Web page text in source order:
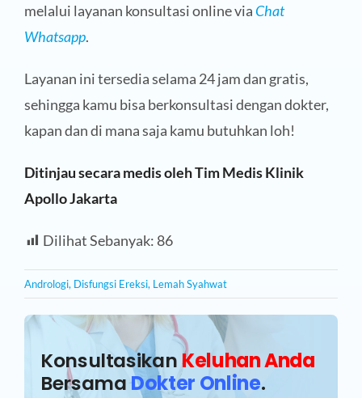
melalui layanan konsultasi online via Chat
Whatsapp.
Layanan ini tersedia selama 24 jam dan gratis,
sehingga kamu bisa berkonsultasi dengan dokter,
kapan dan di mana saja kamu butuhkan loh!
Ditinjau secara medis oleh Tim Medis Klinik
Apollo Jakarta
Dilihat Sebanyak: 86
Andrologi, Disfungsi Ereksi, Lemah Syahwat
KonsultasikanKeluhan Anda
BersamaDokter Online.